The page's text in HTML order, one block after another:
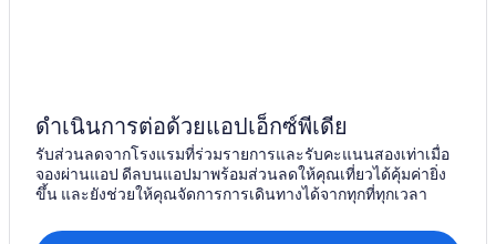
ดำเนินการต่อด้วยแอปเอ็กซ์พีเดีย
รับส่วนลดจากโรงแรมที่ร่วมรายการและรับคะแนนสองเท่าเมื่อ
จองผ่านแอป ดีลบนแอปมาพร้อมส่วนลดให้คุณเที่ยวได้คุ้มค่ายิ่ง
ขึ้น และยังช่วยให้คุณจัดการการเดินทางได้จากทุกที่ทุกเวลา